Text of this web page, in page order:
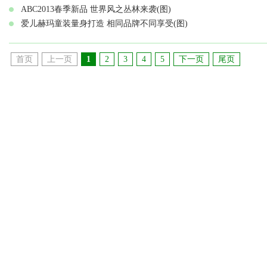
ABC2013春季新品 世界风之丛林来袭(图)
爱儿赫玛童装量身打造 相同品牌不同享受(图)
首页 上一页 1 2 3 4 5 下一页 尾页